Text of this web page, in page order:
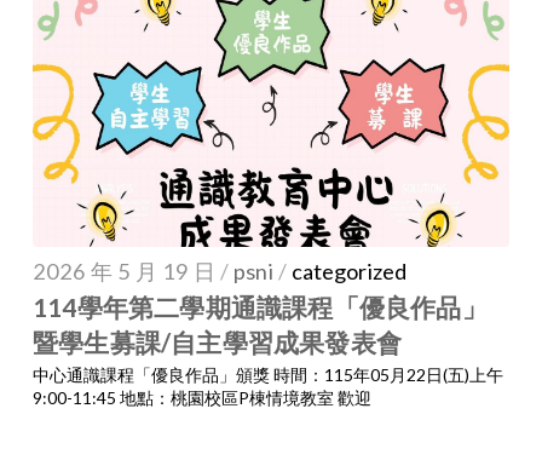
2026 年 5 月 19 日 / psni / categorized
114學年第二學期通識課程「優良作品」
暨學生募課/自主學習成果發表會
中心通識課程「優良作品」頒獎 時間：115年05月22日(五)上午
9:00-11:45 地點：桃園校區P棟情境教室 歡迎